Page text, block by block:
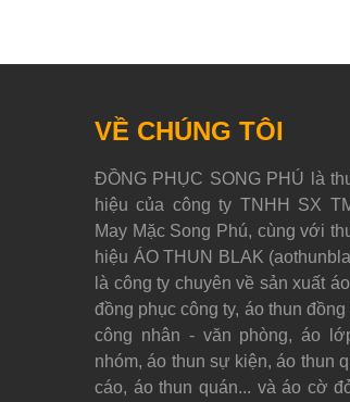
VỀ CHÚNG TÔI
ĐỒNG PHỤC SONG PHÚ là
hiệu của công ty TNHH SX
May Mặc Song Phú, cùng với
hiệu ÁO THUN BLAK
là công ty chuyên về sản xuất
đồng phục công ty, áo thun đồng
công nhân - văn phòng, áo
nhóm, áo thun sự kiện, áo thun
cáo, áo thun quán... và áo cờ